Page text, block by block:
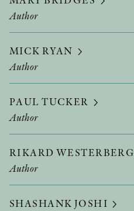
Author
MICK RYAN
Author
PAUL TUCKER
Author
RIKARD WESTERBERG
Author
SHASHANK JOSHI